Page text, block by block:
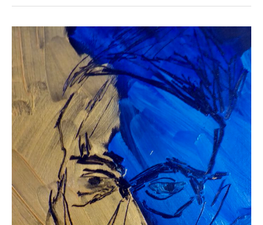
151
KIRCHNER
INSPIRATION
1
–
PROJEKT
BREMEN-
CITY
–
CLOSE-